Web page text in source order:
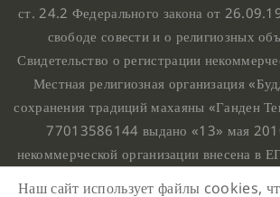
ст. 24.2 Федерального закона от
свободе совести и о религиозных
Свидетельство о регистрации
Местная религиозная организация
сохранения традиций махаяны «Ганден
77013586144 выдано «13» мая
некоммерческой организации внесена в
Наш сайт использует файлы cookies,